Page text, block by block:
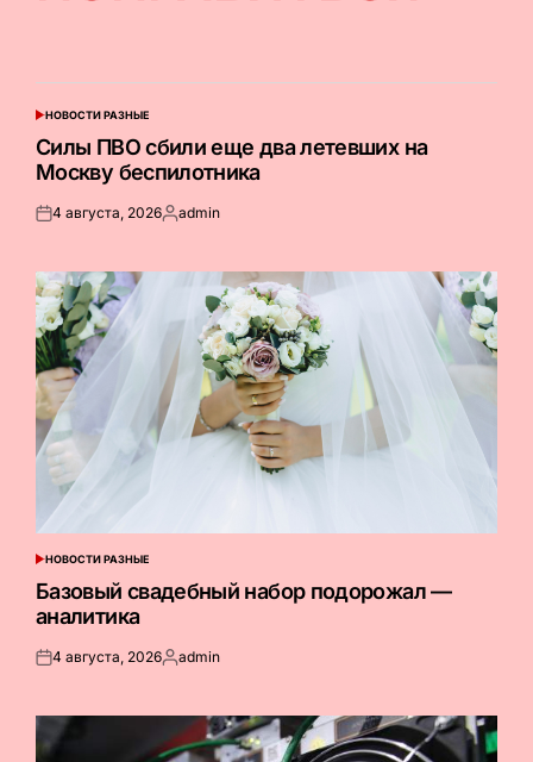
ОПУБЛИКОВАНО
НОВОСТИ РАЗНЫЕ
Силы ПВО сбили еще два летевших на
Москву беспилотника
Опубликовано
4 августа, 2026Запись
admin
ОПУБЛИКОВАНО
В
НОВОСТИ РАЗНЫЕ
Базовый свадебный набор подорожал —
аналитика
Опубликовано
4 августа, 2026Запись
admin